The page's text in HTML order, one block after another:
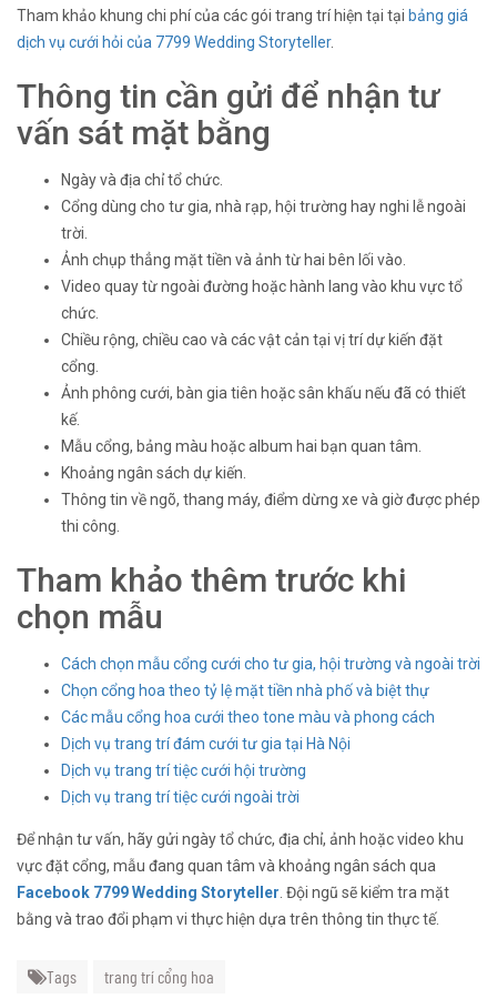
Tham khảo khung chi phí của các gói trang trí hiện tại tại bảng giá
dịch vụ cưới hỏi của 7799 Wedding Storyteller.
Thông tin cần gửi để nhận tư
vấn sát mặt bằng
Ngày và địa chỉ tổ chức.
Cổng dùng cho tư gia, nhà rạp, hội trường hay nghi lễ ngoài
trời.
Ảnh chụp thẳng mặt tiền và ảnh từ hai bên lối vào.
Video quay từ ngoài đường hoặc hành lang vào khu vực tổ
chức.
Chiều rộng, chiều cao và các vật cản tại vị trí dự kiến đặt
cổng.
Ảnh phông cưới, bàn gia tiên hoặc sân khấu nếu đã có thiết
kế.
Mẫu cổng, bảng màu hoặc album hai bạn quan tâm.
Khoảng ngân sách dự kiến.
Thông tin về ngõ, thang máy, điểm dừng xe và giờ được phép
thi công.
Tham khảo thêm trước khi
chọn mẫu
Cách chọn mẫu cổng cưới cho tư gia, hội trường và ngoài trời
Chọn cổng hoa theo tỷ lệ mặt tiền nhà phố và biệt thự
Các mẫu cổng hoa cưới theo tone màu và phong cách
Dịch vụ trang trí đám cưới tư gia tại Hà Nội
Dịch vụ trang trí tiệc cưới hội trường
Dịch vụ trang trí tiệc cưới ngoài trời
Để nhận tư vấn, hãy gửi ngày tổ chức, địa chỉ, ảnh hoặc video khu
vực đặt cổng, mẫu đang quan tâm và khoảng ngân sách qua
Facebook 7799 Wedding Storyteller. Đội ngũ sẽ kiểm tra mặt
bằng và trao đổi phạm vi thực hiện dựa trên thông tin thực tế.
Tags
trang trí cổng hoa